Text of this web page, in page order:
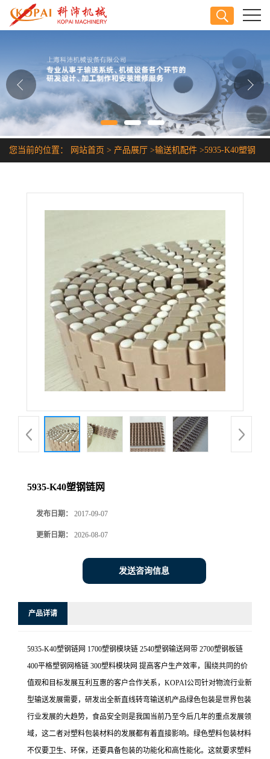
公司介绍
公司动态
产品展厅
证书荣誉
您当前的位置： 网站首页 > 产品展厅 >输送机配件 >5935-K40塑钢
5935-K40塑钢链网
发布日期： 2017-09-07
更新日期： 2026-08-07
发送咨询信息
产品详请
5935-K40塑钢链网 1700塑钢模块链 2540塑钢输送网带 2700塑钢板链
400平格塑钢网格链 300塑料模块网 提高客户生产效率，围绕共同的价
值观和目标发展互利互惠的客户合作关系，KOPAI公司针对物流行业新
型输送发展需要，研发出全新直线转弯输送机产品绿色包装是世界包装
行业发展的大趋势，食品安全则是我国当前乃至今后几年的重点发展领
域，这二者对塑料包装材料的发展都有着直接影响。绿色塑料包装材料
不仅要卫生、环保，还要具备包装的功能化和高性能化。这就要求塑料